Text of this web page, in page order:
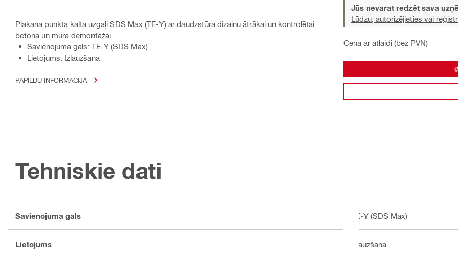
Plakana punkta kalta uzgaļi SDS Max (TE-Y) ar daudzstūra dizainu ātrākai un kontrolētai
betona un mūra demontāžai
Savienojuma gals: TE-Y (SDS Max)
Lietojums: Izlauzšana
PAPILDU INFORMĀCIJA
Jūs nevarat redzēt sava
Lūdzu, autorizējieties vai
Cena ar atlaidi (bez PVN)
Tehniskie dati
Savienojuma gals TE-Y (SDS Max)
Lietojums Izlauzšana